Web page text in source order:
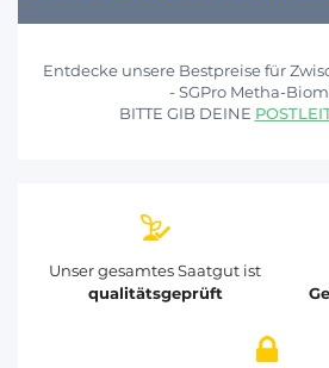
Entdecke unsere Bestpreise für
- SGPro Metha-
BITTE GIB DEINE
Unser gesamtes Saatgut ist
qualitätsgeprüft